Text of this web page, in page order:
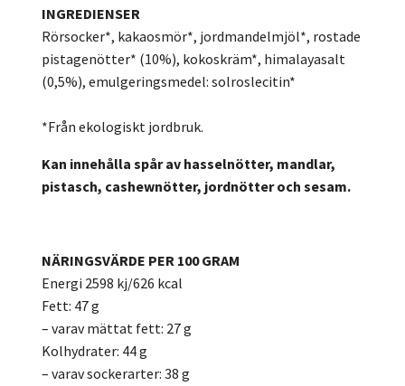
INGREDIENSER
Rörsocker*, kakaosmör*, jordmandelmjöl*, rostade
pistagenötter* (10%), kokoskräm*, himalayasalt
(0,5%), emulgeringsmedel: solroslecitin*
*Från ekologiskt jordbruk.
Kan innehålla spår av hasselnötter, mandlar,
pistasch, cashewnötter, jordnötter och sesam.
NÄRINGSVÄRDE PER 100 GRAM
Energi 2598 kj/626 kcal
Fett: 47 g
– varav mättat fett: 27 g
Kolhydrater: 44 g
– varav sockerarter: 38 g